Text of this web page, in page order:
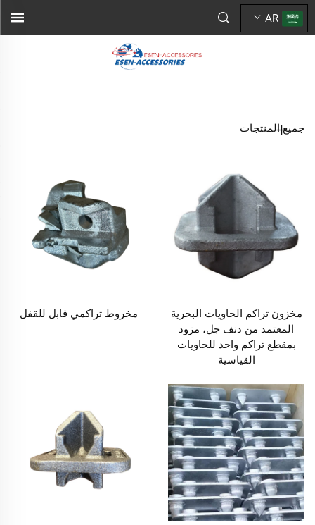
AR
جميع المنتجات
مخزون تراكم الحاويات البحرية
المعتمد من دنف جل، مزود
بمقطع تراكم واحد للحاويات
القياسية
مخروط تراكمي قابل للقفل